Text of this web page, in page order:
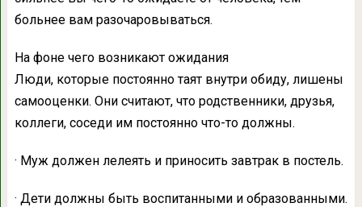
больнее вам разочаровываться.
На фоне чего возникают ожидания
Люди, которые постоянно таят внутри обиду, лишены
самооценки. Они считают, что родственники, друзья,
коллеги, соседи им постоянно что-то должны.
· Муж должен лелеять и приносить завтрак в постель.
· Дети должны быть воспитанными и образованными.